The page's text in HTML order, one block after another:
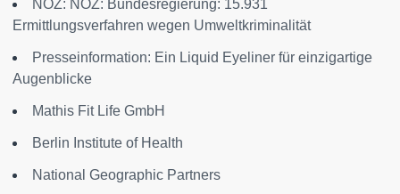
NOZ: NOZ: Bundesregierung: 15.931
Ermittlungsverfahren wegen Umweltkriminalität
Presseinformation: Ein Liquid Eyeliner für einzigartige
Augenblicke
Mathis Fit Life GmbH
Berlin Institute of Health
National Geographic Partners